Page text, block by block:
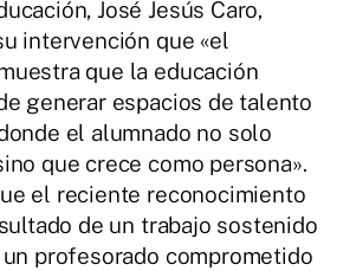
José Jesús Caro,
intervención que «el
que la educación
generar espacios de talento
el alumnado no solo
que crece como persona».
el reciente reconocimiento
de un trabajo sostenido
profesorado comprometido